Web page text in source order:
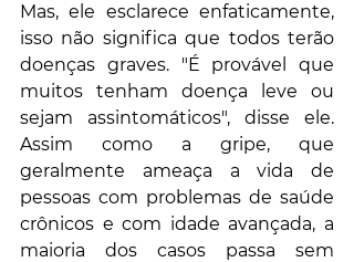
Mas, ele esclarece enfaticamente,
isso não significa que todos terão
doenças graves. "É provável que
muitos tenham doença leve ou
sejam assintomáticos", disse ele.
Assim como a gripe, que
geralmente ameaça a vida de
pessoas com problemas de saúde
crônicos e com idade avançada, a
maioria dos casos passa sem